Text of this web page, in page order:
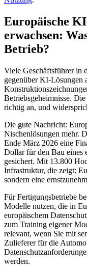
Europäische
erwachsen:
Betrieb?
Viele Geschäftsführer in
gegenüber KI-Lösungen
Betriebsgeheimnisse.
richtig an, und
Die gute Nachricht:
Nischenlösungen mehr.
Ende März 2026 eine
Dollar für den Bau eines
gesichert. Mit 13.800
Infrastruktur, die zeigt:
sondern eine
Für Fertigungsbetriebe
Modelle nutzen, die in
europäischem
zum Training eigener
relevant, wenn Sie mit
Zulieferer für die
werden.